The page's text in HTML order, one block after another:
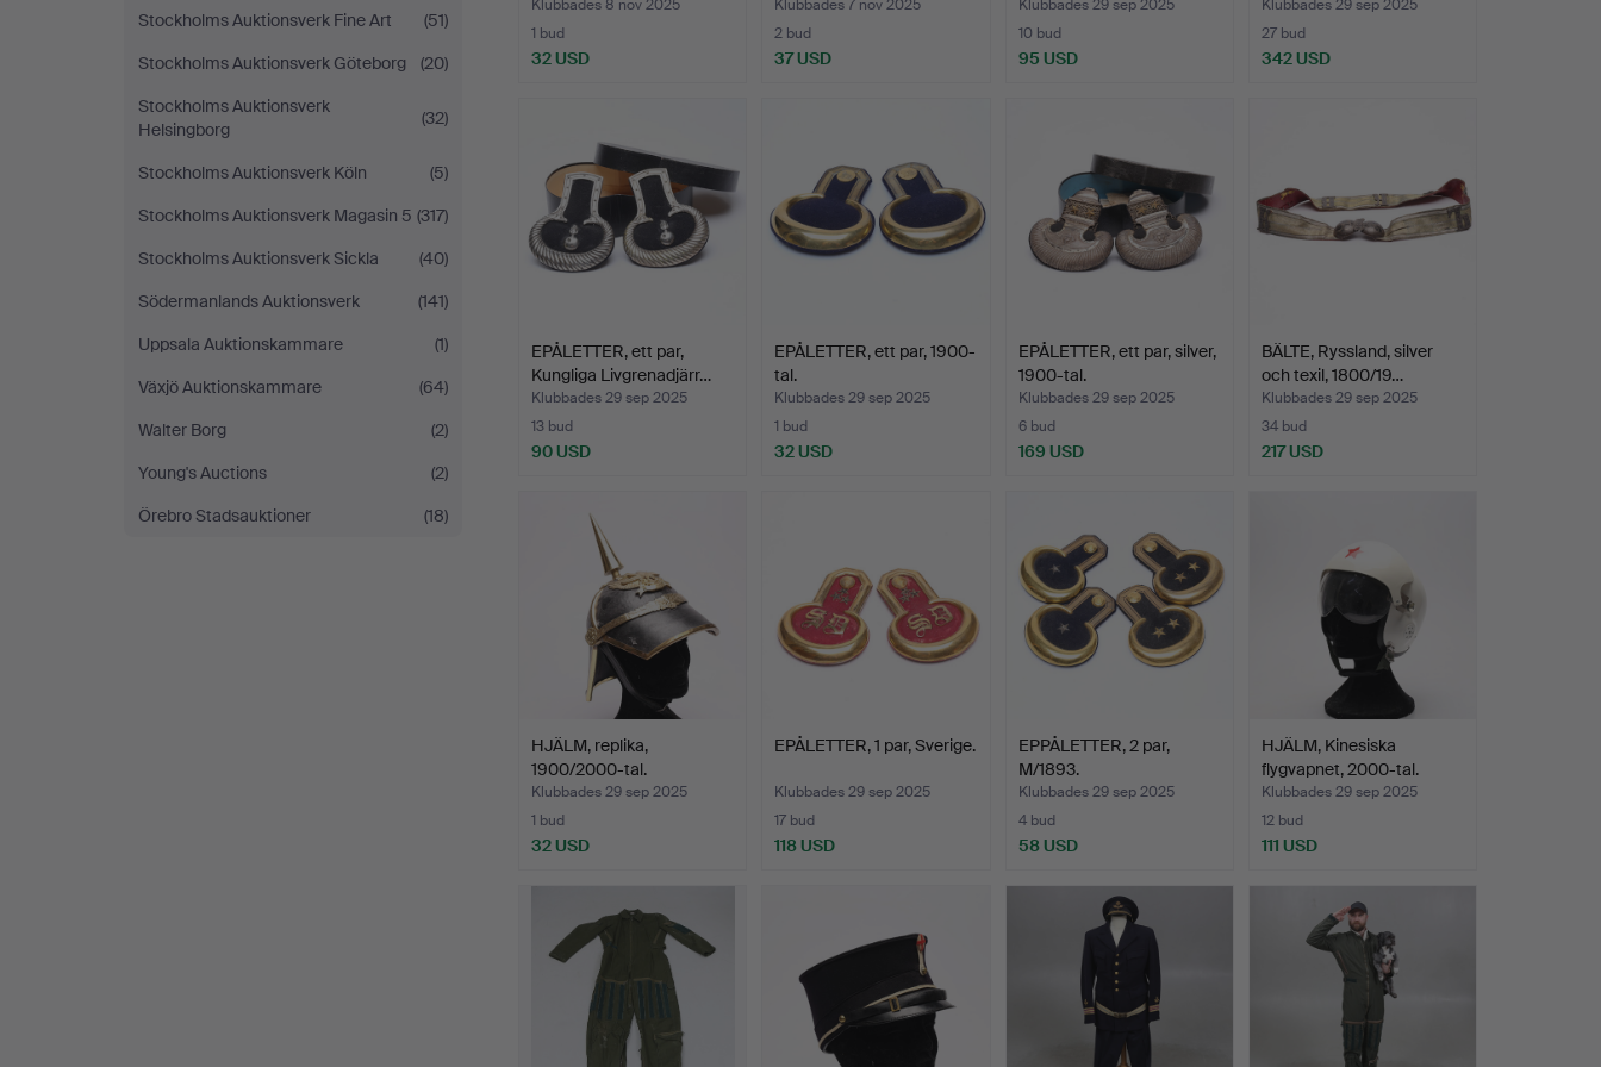
Stockholms Auktionsverk Fine Art
(51)
Stockholms Auktionsverk Göteborg
(20)
Stockholms Auktionsverk
Helsingborg
(32)
Stockholms Auktionsverk Köln
(5)
Stockholms Auktionsverk Magasin 5 (317)
Stockholms Auktionsverk Sickla
(40)
Södermanlands Auktionsverk
(141)
Uppsala Auktionskammare
(1)
Växjö Auktionskammare
(64)
Walter Borg
(2)
Young's Auctions
(2)
Örebro Stadsauktioner
(18)
Klubbades 8 nov 2025
1 bud
32 USD
Klubbades 7 nov 2025
2 bud
37 USD
Klubbades 29 sep 2025
10 bud
95 USD
Klubbades 29 sep 2025
27 bud
342 USD
EPÅLETTER, ett par,
Kungliga Livgrenadjärr…
Klubbades 29 sep 2025
13 bud
90 USD
EPÅLETTER, ett par, 1900-
tal.
Klubbades 29 sep 2025
1 bud
32 USD
EPÅLETTER, ett par, silver,
1900-tal.
Klubbades 29 sep 2025
6 bud
169 USD
BÄLTE, Ryssland, silver
och texil, 1800/19…
Klubbades 29 sep 2025
34 bud
217 USD
HJÄLM, replika,
1900/2000-tal.
Klubbades 29 sep 2025
1 bud
32 USD
EPÅLETTER, 1 par, Sverige.
Klubbades 29 sep 2025
17 bud
118 USD
EPPÅLETTER, 2 par,
M/1893.
Klubbades 29 sep 2025
4 bud
58 USD
HJÄLM, Kinesiska
flygvapnet, 2000-tal.
Klubbades 29 sep 2025
12 bud
111 USD